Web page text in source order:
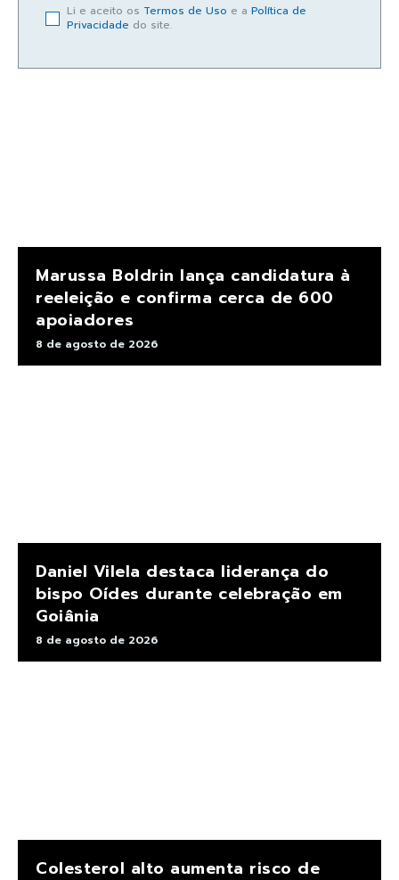
Li e aceito os Termos de Uso e a Política de
Privacidade do site.
Marussa Boldrin lança candidatura à
reeleição e confirma cerca de 600
apoiadores
8 de agosto de 2026
Daniel Vilela destaca liderança do
bispo Oídes durante celebração em
Goiânia
8 de agosto de 2026
Colesterol alto aumenta risco de